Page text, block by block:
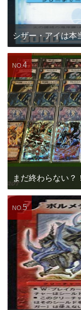
シザー・アイは本
まだ終わらない？
NO. 4
NO. 5